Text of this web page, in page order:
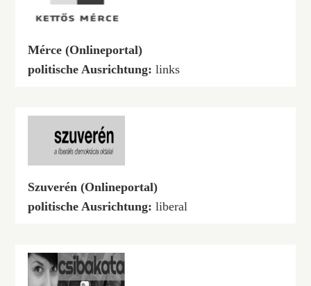
Mérce (Onlineportal)
politische Ausrichtung: links
Szuverén (Onlineportal)
politische Ausrichtung: liberal